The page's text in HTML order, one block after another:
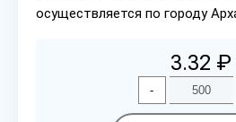
осуществляется по городу
3.32 ₽
-